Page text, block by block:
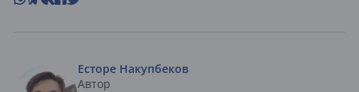
Есторе Накупбеков
Автор